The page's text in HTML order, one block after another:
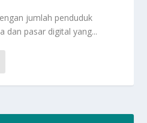
jumlah penduduk
dan pasar digital yang...